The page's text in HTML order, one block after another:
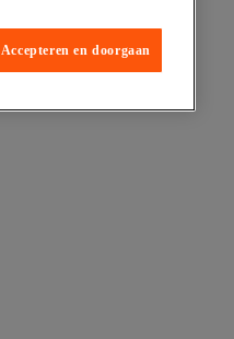
Accepteren en doorgaan